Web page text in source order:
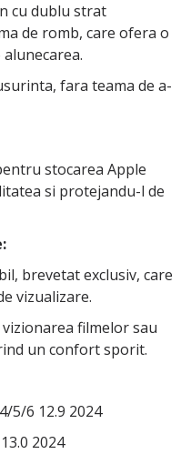
cu dublu strat
de romb, care ofera o
fara teama de a-
stocarea Apple
si protejandu-l de
brevetat exclusiv, care
vizualizare.
filmelor sau
un confort sporit.
5/6 12.9 2024